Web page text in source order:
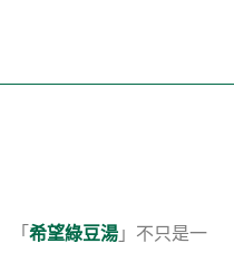
「 希望綠豆湯 」不只是一